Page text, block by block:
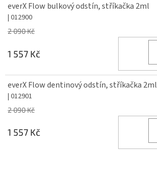
everX Flow bulkový odstín, stříkačka 2ml
| 012900
2 090 Kč
1 557 Kč
everX Flow dentinový odstín, stříkačka 2ml
| 012901
2 090 Kč
1 557 Kč